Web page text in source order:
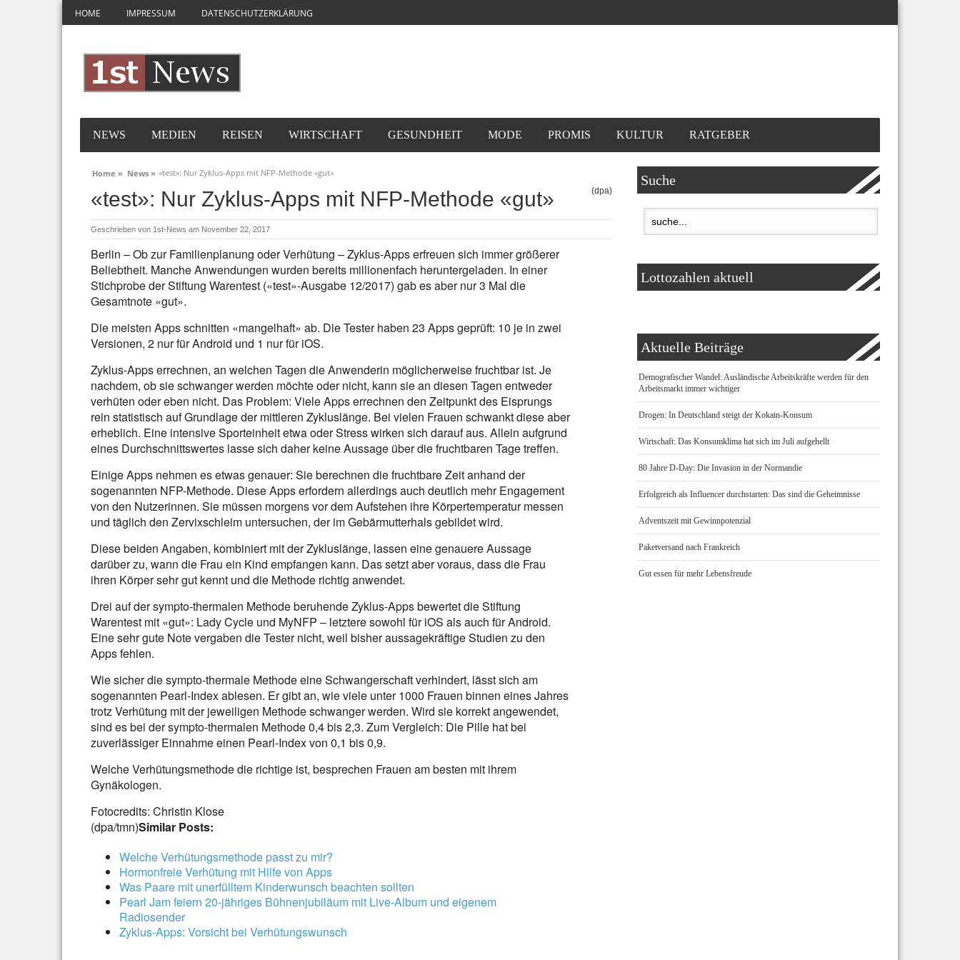
HOME IMPRESSUM DATENSCHUTZERKLÄRUNG
NEWS MEDIEN REISEN WIRTSCHAFT GESUNDHEIT MODE PROMIS KULTUR RATGEBER
Home » News » «test»: Nur Zyklus-Apps mit NFP-Methode «gut»
«test»: Nur Zyklus-Apps mit NFP-Methode «gut» (dpa)
Geschrieben von 1st-News am November 22, 2017
Berlin – Ob zur Familienplanung oder Verhütung – Zyklus-Apps erfreuen sich immer größerer
Beliebtheit. Manche Anwendungen wurden bereits millionenfach heruntergeladen. In einer
Stichprobe der Stiftung Warentest («test»-Ausgabe 12/2017) gab es aber nur 3 Mal die
Gesamtnote «gut».
Die meisten Apps schnitten «mangelhaft» ab. Die Tester haben 23 Apps geprüft: 10 je in zwei
Versionen, 2 nur für Android und 1 nur für iOS.
Zyklus-Apps errechnen, an welchen Tagen die Anwenderin möglicherweise fruchtbar ist. Je
nachdem, ob sie schwanger werden möchte oder nicht, kann sie an diesen Tagen entweder
verhüten oder eben nicht. Das Problem: Viele Apps errechnen den Zeitpunkt des Eisprungs
rein statistisch auf Grundlage der mittleren Zykluslänge. Bei vielen Frauen schwankt diese aber
erheblich. Eine intensive Sporteinheit etwa oder Stress wirken sich darauf aus. Allein aufgrund
eines Durchschnittswertes lasse sich daher keine Aussage über die fruchtbaren Tage treffen.
Einige Apps nehmen es etwas genauer: Sie berechnen die fruchtbare Zeit anhand der
sogenannten NFP-Methode. Diese Apps erfordern allerdings auch deutlich mehr Engagement
von den Nutzerinnen. Sie müssen morgens vor dem Aufstehen ihre Körpertemperatur messen
und täglich den Zervixschleim untersuchen, der im Gebärmutterhals gebildet wird.
Diese beiden Angaben, kombiniert mit der Zykluslänge, lassen eine genauere Aussage
darüber zu, wann die Frau ein Kind empfangen kann. Das setzt aber voraus, dass die Frau
ihren Körper sehr gut kennt und die Methode richtig anwendet.
Drei auf der sympto-thermalen Methode beruhende Zyklus-Apps bewertet die Stiftung
Warentest mit «gut»: Lady Cycle und MyNFP – letztere sowohl für iOS als auch für Android.
Eine sehr gute Note vergaben die Tester nicht, weil bisher aussagekräftige Studien zu den
Apps fehlen.
Wie sicher die sympto-thermale Methode eine Schwangerschaft verhindert, lässt sich am
sogenannten Pearl-Index ablesen. Er gibt an, wie viele unter 1000 Frauen binnen eines Jahres
trotz Verhütung mit der jeweiligen Methode schwanger werden. Wird sie korrekt angewendet,
sind es bei der sympto-thermalen Methode 0,4 bis 2,3. Zum Vergleich: Die Pille hat bei
zuverlässiger Einnahme einen Pearl-Index von 0,1 bis 0,9.
Welche Verhütungsmethode die richtige ist, besprechen Frauen am besten mit ihrem
Gynäkologen.
Fotocredits: Christin Klose
(dpa/tmn)Similar Posts:
Welche Verhütungsmethode passt zu mir?
Hormonfreie Verhütung mit Hilfe von Apps
Was Paare mit unerfülltem Kinderwunsch beachten sollten
Pearl Jam feiern 20-jähriges Bühnenjubiläum mit Live-Album und eigenem
Radiosender
Zyklus-Apps: Vorsicht bei Verhütungswunsch
Suche
Lottozahlen aktuell
Aktuelle Beiträge
Demografischer Wandel: Ausländische Arbeitskräfte werden für den
Arbeitsmarkt immer wichtiger
Drogen: In Deutschland steigt der Kokain-Konsum
Wirtschaft: Das Konsumklima hat sich im Juli aufgehellt
80 Jahre D-Day: Die Invasion in der Normandie
Erfolgreich als Influencer durchstarten: Das sind die Geheimnisse
Adventszeit mit Gewinnpotenzial
Paketversand nach Frankreich
Gut essen für mehr Lebensfreude